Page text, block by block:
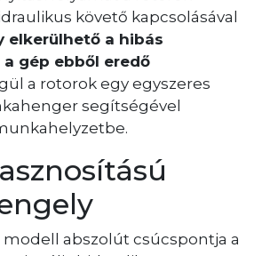
követő kapcsolásával
elkerülhető a hibás
gép ebből eredő
a rotorok egy egyszeres
segítségével
modell abszolút csúcspontja a